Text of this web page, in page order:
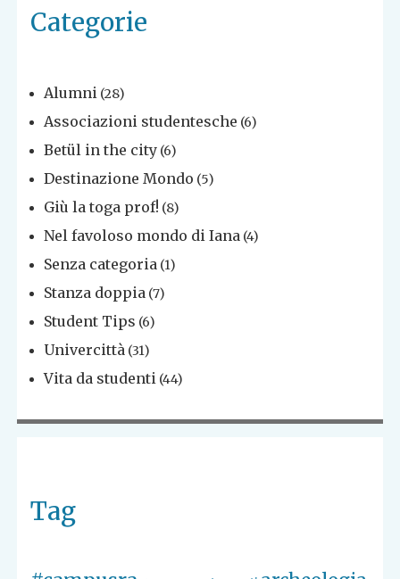
Categorie
Alumni (28)
Associazioni studentesche (6)
Betül in the city (6)
Destinazione Mondo (5)
Giù la toga prof! (8)
Nel favoloso mondo di Iana (4)
Senza categoria (1)
Stanza doppia (7)
Student Tips (6)
Univercittà (31)
Vita da studenti (44)
Tag